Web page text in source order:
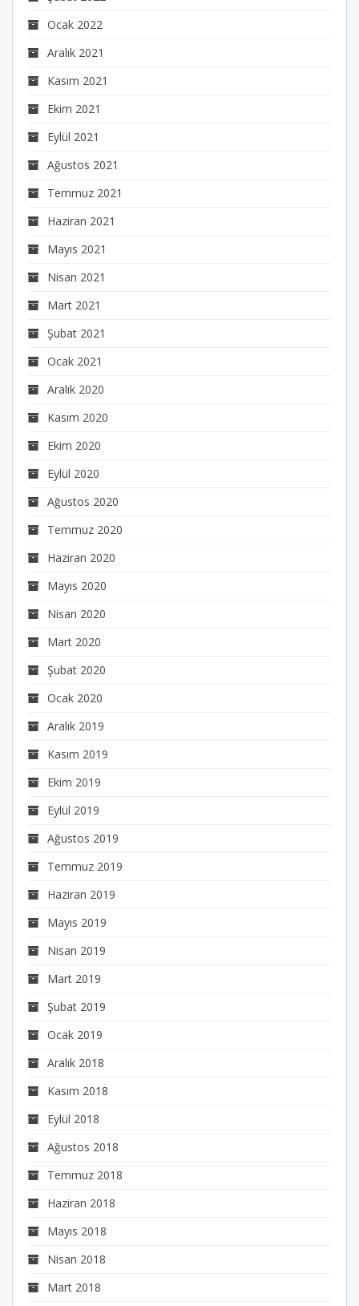
Ocak 2022
Aralık 2021
Kasım 2021
Ekim 2021
Eylül 2021
Ağustos 2021
Temmuz 2021
Haziran 2021
Mayıs 2021
Nisan 2021
Mart 2021
Şubat 2021
Ocak 2021
Aralık 2020
Kasım 2020
Ekim 2020
Eylül 2020
Ağustos 2020
Temmuz 2020
Haziran 2020
Mayıs 2020
Nisan 2020
Mart 2020
Şubat 2020
Ocak 2020
Aralık 2019
Kasım 2019
Ekim 2019
Eylül 2019
Ağustos 2019
Temmuz 2019
Haziran 2019
Mayıs 2019
Nisan 2019
Mart 2019
Şubat 2019
Ocak 2019
Aralık 2018
Kasım 2018
Eylül 2018
Ağustos 2018
Temmuz 2018
Haziran 2018
Mayıs 2018
Nisan 2018
Mart 2018